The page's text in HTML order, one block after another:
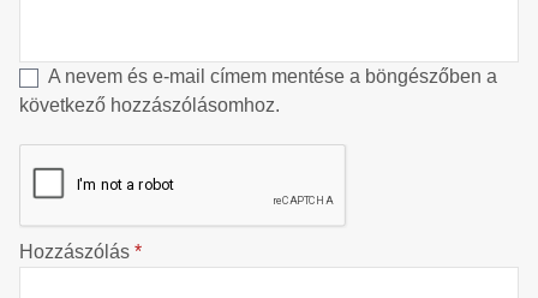
A nevem és e-mail címem mentése a böngészőben a
következő hozzászólásomhoz.
Hozzászólás *